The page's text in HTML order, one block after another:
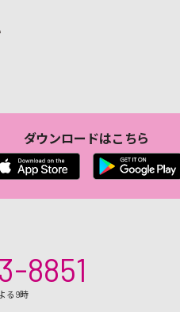
ダウンロードはこちら
8851
る9時